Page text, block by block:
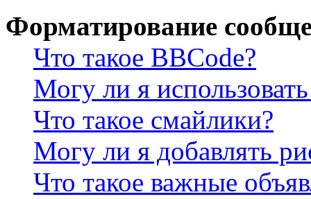
Форматирование
Что такое BBCode?
Могу ли я
Что такое смайлики?
Могу ли я добавлять
Что такое важные